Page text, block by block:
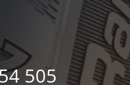
505